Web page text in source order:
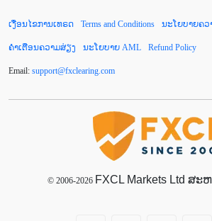
GBP/JPY
Great Britain pound H1
Interbank Introducing
ເງື່ອນໄຂການເທຣດ Terms and Conditions ນະໂຍບາຍຄວ
ຄຳເຕືອນຄວາມສ່ຽງ ນະໂຍບາຍ AML Refund Policy
Email: support@fxclearing com
© 2006-2026 FXCL Markets Ltd ສ